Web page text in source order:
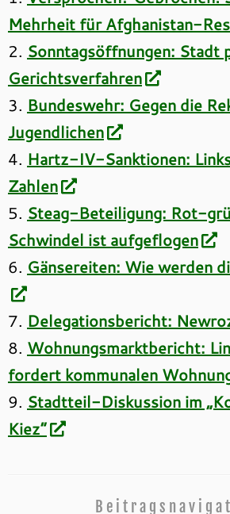
Mehrheit für Afghanistan-
2. Sonntagsöffnungen: Stadt
Gerichtsverfahren
3. Bundeswehr: Gegen die
Jugendlichen
4. Hartz-IV-Sanktionen:
Zahlen
5. Steag-Beteiligung: Rot-
Schwindel ist aufgeflogen
6. Gänsereiten: Wie werden
7. Delegationsbericht:
8. Wohnungsmarktbericht:
fordert kommunalen
9. Stadtteil-Diskussion im
Kiez“